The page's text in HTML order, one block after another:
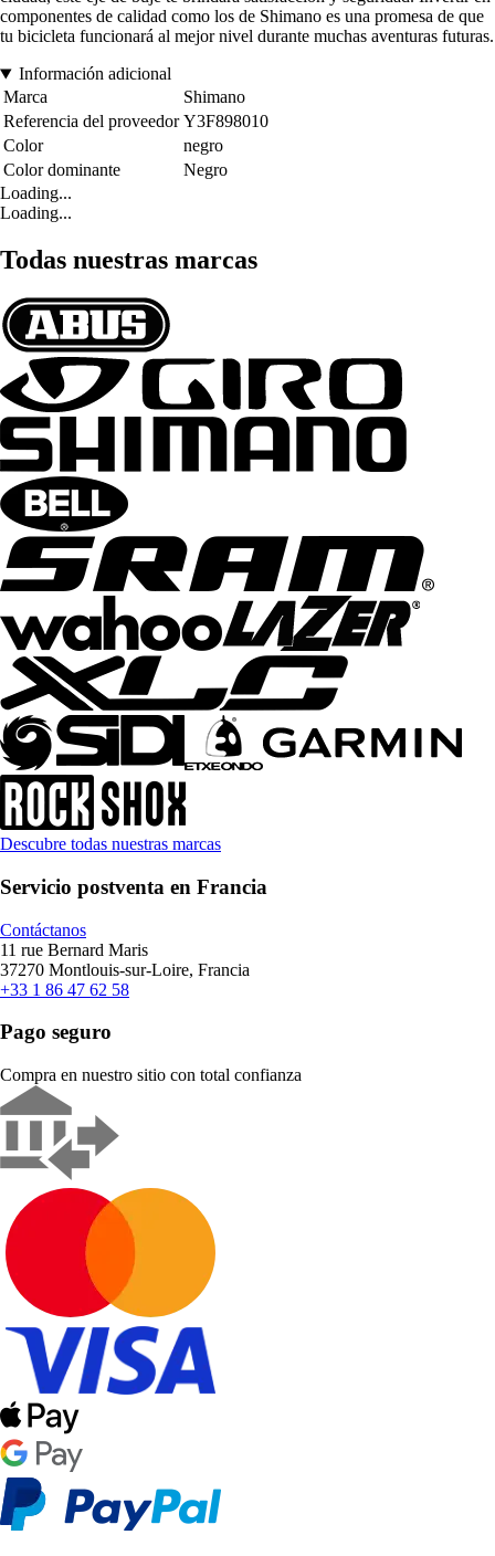
componentes de calidad como los de Shimano es una promesa de que
tu bicicleta funcionará al mejor nivel durante muchas aventuras futuras.
Información adicional
Marca
Shimano
Referencia del proveedor Y3F898010
Color
negro
Color dominante
Negro
Loading...
Loading...
Todas nuestras marcas
Descubre todas nuestras marcas
Servicio postventa en Francia
Contáctanos
11 rue Bernard Maris
37270 Montlouis-sur-Loire, Francia
+33 1 86 47 62 58
Pago seguro
Compra en nuestro sitio con total confianza